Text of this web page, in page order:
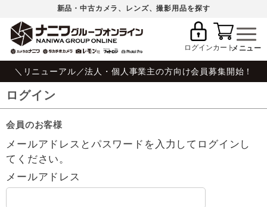
新品・中古カメラ、レンズ、撮影用品を探す
ログインカート
＼リニューアル／法人・個人事業主の方向け会員募集開始！
ログイン
会員のお客様
メールアドレスとパスワードを入力してログインし
てください。
メールアドレス